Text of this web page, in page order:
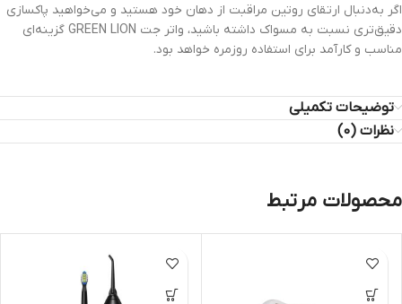
اگر به‌دنبال ارتقای روتین مراقبت از دهان خود هستید و می‌خواهید پاکسازی
دقیق‌تری نسبت به مسواک داشته باشید، واتر جت GREEN LION گزینه‌ای
مناسب و کارآمد برای استفاده روزمره خواهد بود.
توضیحات تکمیلی
نظرات (0)
محصولات مرتبط